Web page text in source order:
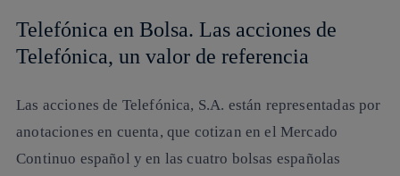
­Telefónica en Bolsa. Las acciones de
Telefónica, un valor de referencia
Las acciones de Telefónica, S.A. están representadas por
anotaciones en cuenta, que cotizan en el Mercado
Continuo español y en las cuatro bolsas españolas